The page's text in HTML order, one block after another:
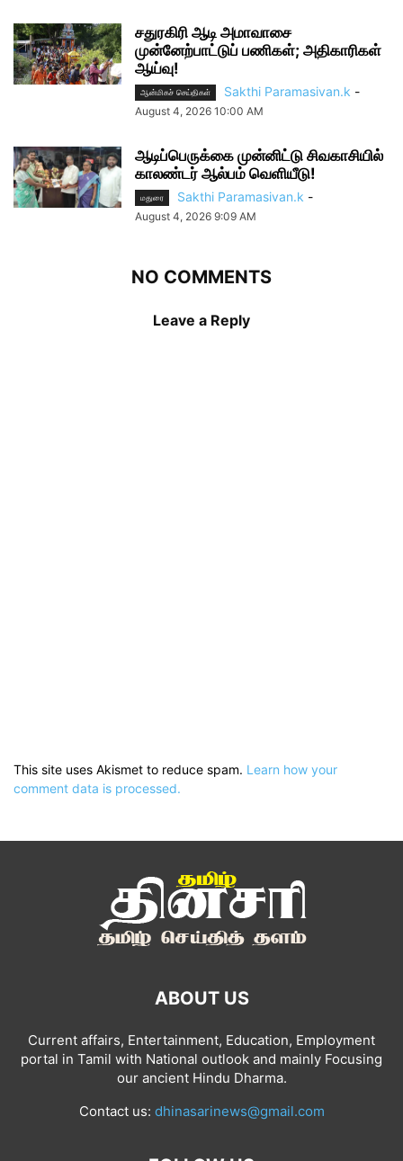
சதுரகிரி ஆடி அமாவாசை
முன்னேற்பாட்டுப் பணிகள்; அதிகாரிகள்
ஆய்வு!
ஆன்மிகச் செய்திகள் Sakthi Paramasivan.k -
August 4, 2026 10:00 AM
ஆடிப்பெருக்கை முன்னிட்டு சிவகாசியில்
காலண்டர் ஆல்பம் வெளியீடு!
மதுரை Sakthi Paramasivan.k -
August 4, 2026 9:09 AM
NO COMMENTS
Leave a Reply
This site uses Akismet to reduce spam. Learn how your
comment data is processed.
ABOUT US
Current affairs, Entertainment, Education, Employment
portal in Tamil with National outlook and mainly Focusing
our ancient Hindu Dharma.
Contact us: dhinasarinews@gmail.com